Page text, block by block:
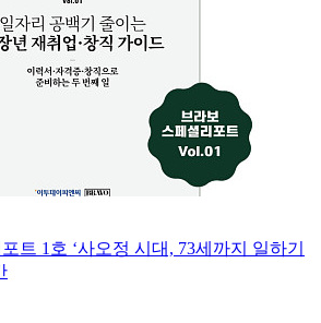
트 1호 ‘사오정 시대, 73세까지 일하기